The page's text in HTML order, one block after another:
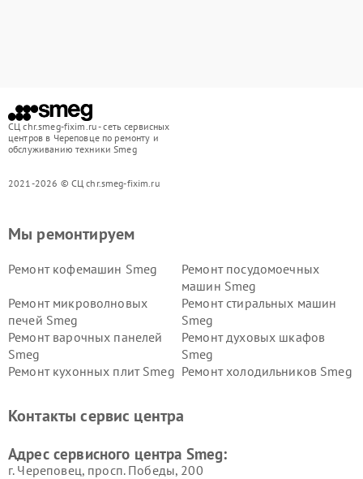
СЦ chr.smeg-fixim.ru - сеть сервисных
центров в Череповце по ремонту и
обслуживанию техники Smeg
2021-2026 © СЦ chr.smeg-fixim.ru
Мы ремонтируем
Ремонт кофемашин Smeg
Ремонт посудомоечных
машин Smeg
Ремонт микроволновых
печей Smeg
Ремонт стиральных машин
Smeg
Ремонт варочных панелей
Smeg
Ремонт духовых шкафов
Smeg
Ремонт кухонных плит Smeg Ремонт холодильников Smeg
Контакты сервис центра
Адрес сервисного центра Smeg:
г. Череповец, просп. Победы, 200